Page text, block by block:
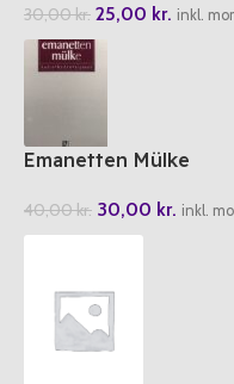
30,00kr. 25,00 kr. inkl.
Emanetten Mülke
40,00kr. 30,00 kr. inkl.